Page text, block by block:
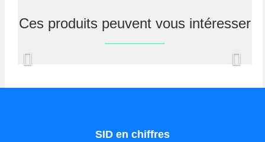
Ces produits peuvent vous intéresser
Previous
SID en chiffres